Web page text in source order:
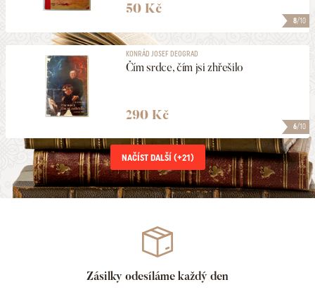
8/10
50 Kč
6/10
KONRÁD JOSEF DEOGRAD
Čím srdce, čím jsi zhřešilo
290 Kč
NAČÍST DALŠÍ (+21)
Zásilky odesíláme každý den